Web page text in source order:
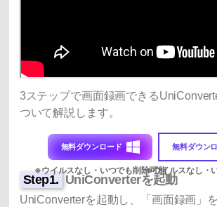
3ステップで画面録画できる
ついて解説します。
無料ダウンロード 無料ダウン
Step1. UniConverterを起動
UniConverterを起動し、「画面録画」